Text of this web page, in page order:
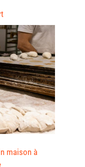
maison à